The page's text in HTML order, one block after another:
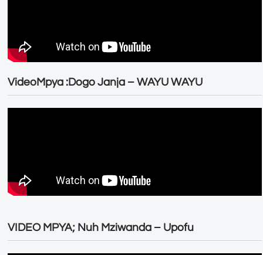
VideoMpya :Dogo Janja – WAYU WAYU
VIDEO MPYA; Nuh Mziwanda – Upofu